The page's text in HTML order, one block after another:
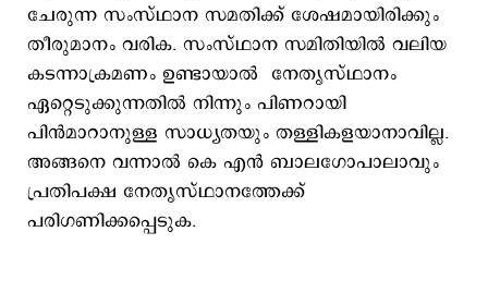
ചേരുന്ന സംസ്ഥാന സമതിക്ക് ശേഷമായിരിക്കും
തീരുമാനം വരിക. സംസ്ഥാന സമിതിയില്‍ വലിയ
കടന്നാക്രമണം ഉണ്ടായാല്‍ നേതൃസ്ഥാനം
ഏറ്റെടുക്കുന്നതില്‍ നിന്നും പിണറായി
പിന്‍മാറാനുള്ള സാധ്യതയും തള്ളികളയാനാവില്ല.
അങ്ങനെ വന്നാല്‍ കെ എന്‍ ബാലഗോപാലാവും
പ്രതിപക്ഷ നേതൃസ്ഥാനത്തേക്ക്
പരിഗണിക്കപ്പെടുക.